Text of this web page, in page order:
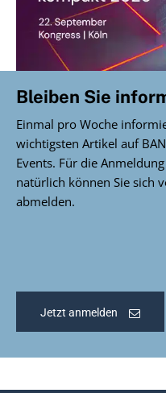
Bleiben Sie
Einmal pro Woche
wichtigsten Artikel auf
Events. Für die
natürlich können Sie sich
abmelden.
Jetzt anmelden